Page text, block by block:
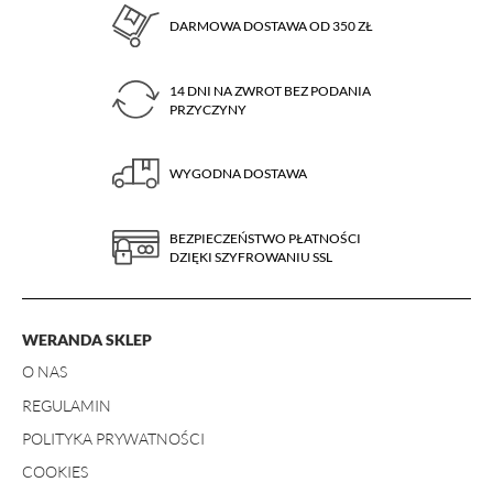
DARMOWA DOSTAWA OD 350 ZŁ
14 DNI NA ZWROT BEZ PODANIA
PRZYCZYNY
WYGODNA DOSTAWA
BEZPIECZEŃSTWO PŁATNOŚCI
DZIĘKI SZYFROWANIU SSL
WERANDA SKLEP
O NAS
REGULAMIN
POLITYKA PRYWATNOŚCI
COOKIES